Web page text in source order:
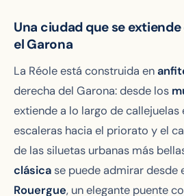
Una ciudad que se
el Garona
La Réole está construida en
derecha del Garona: desde los
extiende a lo largo de callejuelas
escaleras hacia el priorato y el
de las siluetas urbanas más
clásicase puede admirar desde
Rouergue, un elegante puente